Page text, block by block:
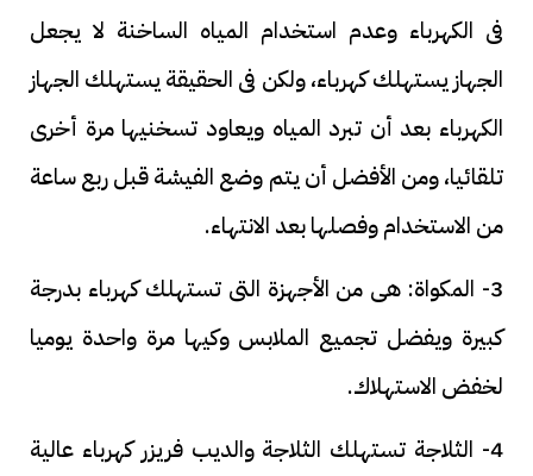
فى الكهرباء وعدم استخدام المياه الساخنة لا يجعل
الجهاز يستهلك كهرباء، ولكن فى الحقيقة يستهلك الجهاز
الكهرباء بعد أن تبرد المياه ويعاود تسخنيها مرة أخرى
تلقائيا، ومن الأفضل أن يتم وضع الفيشة قبل ربع ساعة
من الاستخدام وفصلها بعد الانتهاء.
3- المكواة: هى من الأجهزة التى تستهلك كهرباء بدرجة
كبيرة ويفضل تجميع الملابس وكيها مرة واحدة يوميا
لخفض الاستهلاك.
4- الثلاجة تستهلك الثلاجة والديب فريزر كهرباء عالية